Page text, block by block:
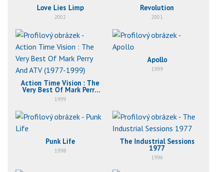
Love Lies Limp
2002
Revolution
2001
Action Time Vision : The
Very Best Of Mark Perry
And ATV (1977-1999)
1999
Apollo
1999
Punk Life
1998
The Industrial Sessions
1977
1996